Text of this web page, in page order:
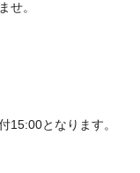
せ。
15:00となります。